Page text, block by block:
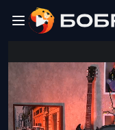
ЩЕЛЧОК
2026
Полезные
материалы